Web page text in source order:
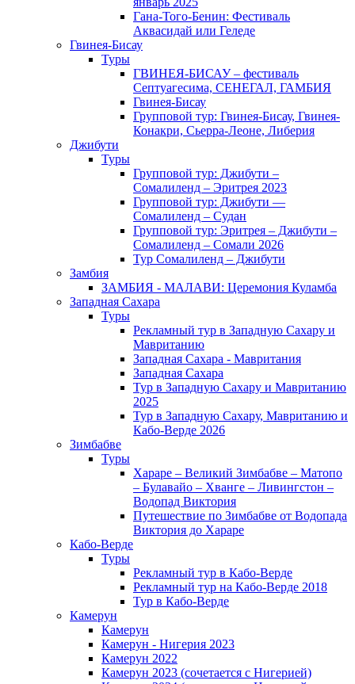
Гана-Того-Бенин: Фестиваль
Аквасидай или Геледе
Гвинея-Бисау
Туры
ГВИНЕЯ-БИСАУ – фестиваль
Септуагесима, СЕНЕГАЛ, ГАМБИЯ
Гвинея-Бисау
Групповой тур: Гвинея-Бисау, Гвинея-
Конакри, Сьерра-Леоне, Либерия
Джибути
Туры
Групповой тур: Джибути –
Cомалиленд – Эритрея 2023
Групповой тур: Джибути —
Сомалиленд – Судан
Групповой тур: Эритрея – Джибути –
Сомалиленд – Сомали 2026
Тур Cомалиленд – Джибути
Замбия
ЗАМБИЯ - МАЛАВИ: Церемония Куламба
Западная Сахара
Туры
Рекламный тур в Западную Сахару и
Мавританию
Западная Сахара - Мавритания
Западная Сахара
Тур в Западную Сахару и Мавританию
2025
Тур в Западную Сахару, Мавританию и
Кабо-Верде 2026
Зимбабве
Туры
Хараре – Великий Зимбабве – Матопо
– Булавайо – Хванге – Ливингстон –
Водопад Виктория
Путешествие по Зимбабве от Водопада
Виктория до Хараре
Кабо-Верде
Туры
Рекламный тур в Кабо-Верде
Рекламный тур на Кабо-Верде 2018
Тур в Кабо-Верде
Камерун
Камерун
Камерун - Нигерия 2023
Камерун 2022
Камерун 2023 (сочетается с Нигерией)